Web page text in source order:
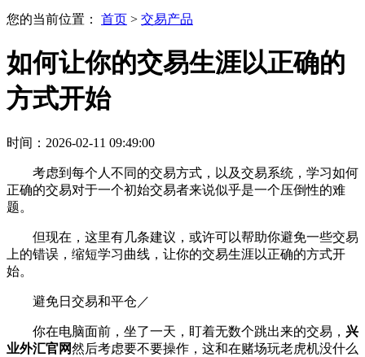
您的当前位置： 首页 > 交易产品
如何让你的交易生涯以正确的
方式开始
时间：2026-02-11 09:49:00
考虑到每个人不同的交易方式，以及交易系统，学习如何
正确的交易对于一个初始交易者来说似乎是一个压倒性的难
题。
但现在，这里有几条建议，或许可以帮助你避免一些交易
上的错误，缩短学习曲线，让你的交易生涯以正确的方式开
始。
避免日交易和平仓／
你在电脑面前，坐了一天，盯着无数个跳出来的交易， 兴
业外汇官网然后考虑要不要操作，这和在赌场玩老虎机没什么